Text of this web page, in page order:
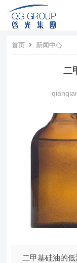
首页 新闻中心
二
二甲基硅油的